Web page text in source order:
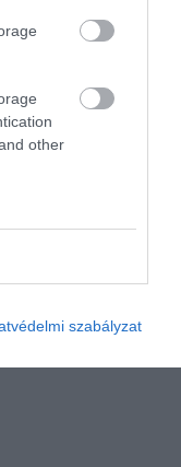
other
szabályzat
import használt
mennyiséget. A